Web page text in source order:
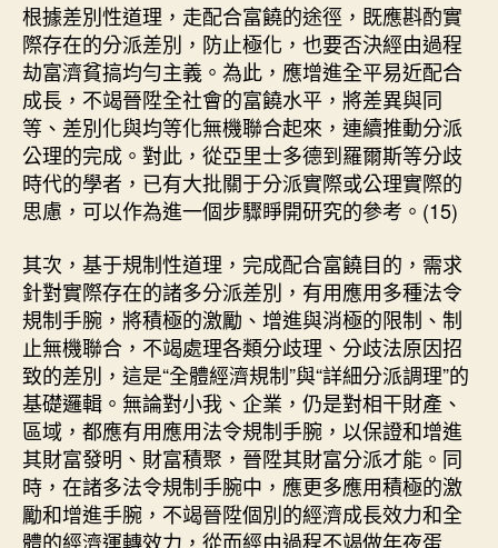
根據差別性道理，走配合富饒的途徑，既應斟酌實
際存在的分派差別，防止極化，也要否決經由過程
劫富濟貧搞均勻主義。為此，應增進全平易近配合
成長，不竭晉陞全社會的富饒水平，將差異與同
等、差別化與均等化無機聯合起來，連續推動分派
公理的完成。對此，從亞里士多德到羅爾斯等分歧
時代的學者，已有大批關于分派實際或公理實際的
思慮，可以作為進一個步驟睜開研究的參考。(15)
其次，基于規制性道理，完成配合富饒目的，需求
針對實際存在的諸多分派差別，有用應用多種法令
規制手腕，將積極的激勵、增進與消極的限制、制
止無機聯合，不竭處理各類分歧理、分歧法原因招
致的差別，這是“全體經濟規制”與“詳細分派調理”的
基礎邏輯。無論對小我、企業，仍是對相干財產、
區域，都應有用應用法令規制手腕，以保證和增進
其財富發明、財富積聚，晉陞其財富分派才能。同
時，在諸多法令規制手腕中，應更多應用積極的激
勵和增進手腕，不竭晉陞個別的經濟成長效力和全
體的經濟運轉效力，從而經由過程不竭做年夜蛋